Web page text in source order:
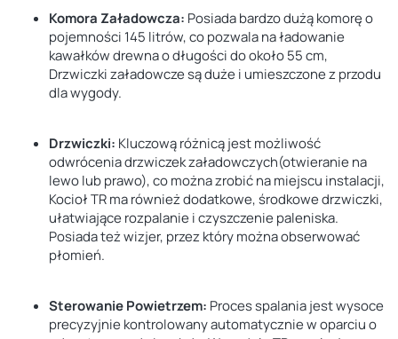
Komora Załadowcza: Posiada bardzo dużą komorę o
pojemności 145 litrów, co pozwala na ładowanie
kawałków drewna o długości do około 55 cm,
Drzwiczki załadowcze są duże i umieszczone z przodu
dla wygody.
Drzwiczki: Kluczową różnicą jest możliwość
odwrócenia drzwiczek załadowczych(otwieranie na
lewo lub prawo), co można zrobić na miejscu instalacji,
Kocioł TR ma również dodatkowe, środkowe drzwiczki,
ułatwiające rozpalanie i czyszczenie paleniska.
Posiada też wizjer, przez który można obserwować
płomień.
Sterowanie Powietrzem: Proces spalania jest wysoce
precyzyjnie kontrolowany automatycznie w oparciu o